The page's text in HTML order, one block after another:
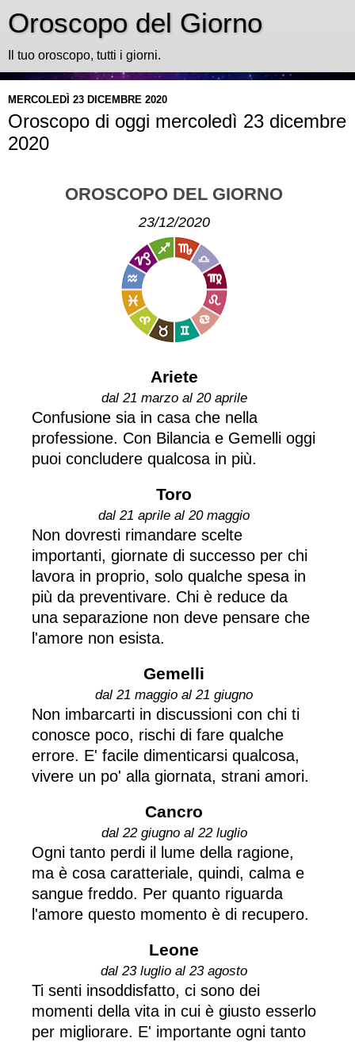
Oroscopo del Giorno
Il tuo oroscopo, tutti i giorni.
MERCOLEDÌ 23 DICEMBRE 2020
Oroscopo di oggi mercoledì 23 dicembre
2020
OROSCOPO DEL GIORNO
23/12/2020
Ariete
dal 21 marzo al 20 aprile
Confusione sia in casa che nella
professione. Con Bilancia e Gemelli oggi
puoi concludere qualcosa in più.
Toro
dal 21 aprile al 20 maggio
Non dovresti rimandare scelte
importanti, giornate di successo per chi
lavora in proprio, solo qualche spesa in
più da preventivare. Chi è reduce da
una separazione non deve pensare che
l'amore non esista.
Gemelli
dal 21 maggio al 21 giugno
Non imbarcarti in discussioni con chi ti
conosce poco, rischi di fare qualche
errore. E' facile dimenticarsi qualcosa,
vivere un po' alla giornata, strani amori.
Cancro
dal 22 giugno al 22 luglio
Ogni tanto perdi il lume della ragione,
ma è cosa caratteriale, quindi, calma e
sangue freddo. Per quanto riguarda
l'amore questo momento è di recupero.
Leone
dal 23 luglio al 23 agosto
Ti senti insoddisfatto, ci sono dei
momenti della vita in cui è giusto esserlo
per migliorare. E' importante ogni tanto